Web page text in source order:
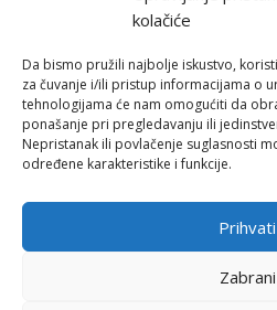
kolačiće
Da bismo pružili najbolje iskustvo,
za čuvanje i/ili pristup informacijama o
tehnologijama će nam omogućiti da
ponašanje pri pregledavanju ili
Nepristanak ili povlačenje suglasnosti
određene karakteristike i funkcije.
Prihvati
Zabrani
PGŽ i Hrvatska
Email:
Politika